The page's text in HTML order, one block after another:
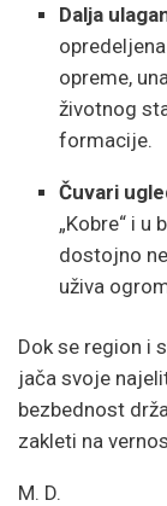
Dalja
opreme,
životnog
formacije.
Čuvari
„Kobre“ i
dostojno
uživa
Dok se region i
jača svoje
bezbednost
zakleti na
M. D.